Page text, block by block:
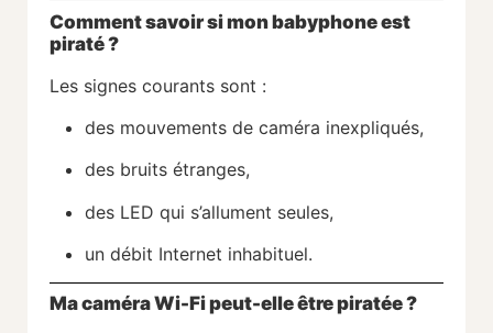
Comment savoir si mon babyphone est
piraté ?
Les signes courants sont :
des mouvements de caméra inexpliqués,
des bruits étranges,
des LED qui s’allument seules,
un débit Internet inhabituel.
Ma caméra Wi-Fi peut-elle être piratée ?